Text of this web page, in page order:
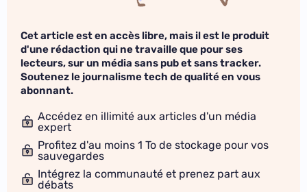
Cet article est en accès libre, mais il est le produit
d'une rédaction qui ne travaille que pour ses
lecteurs, sur un média sans pub et sans tracker.
Soutenez le journalisme tech de qualité en vous
abonnant.
Accédez en illimité aux articles d'un média
expert
Profitez d'au moins 1 To de stockage pour vos
sauvegardes
Intégrez la communauté et prenez part aux
débats